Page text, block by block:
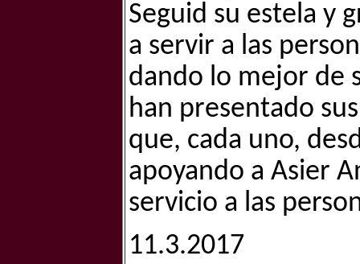
Seguid su estela y
a servir a las
dando lo mejor de
han presentado
que, cada uno,
apoyando a Asier
servicio a las
11.3.2017